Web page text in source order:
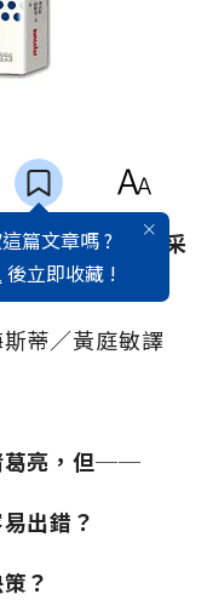
篇文章嗎 ?
後立即收藏 !
》／2015年三采
蒂／黃庭敏譯
葛亮，但──
出錯？
？